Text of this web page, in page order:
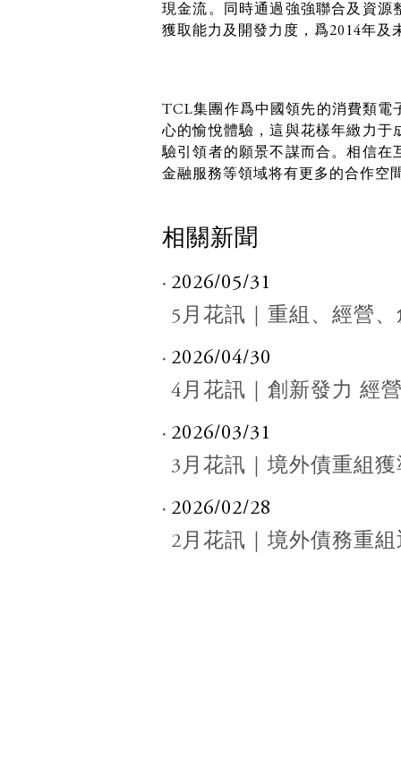
現金流。同時通過強強聯合及資源
獲取能力及開發力度，爲2014年及
TCL集團作爲中國領先的消費類電
心的愉悅體驗，這與花樣年緻力于
驗引領者的願景不謀而合。相信在
金融服務等領域将有更多的合作空
相關新聞
2026/05/31
5月花訊｜重組、經營
2026/04/30
4月花訊｜創新發力 經
2026/03/31
3月花訊｜境外債重組
2026/02/28
2月花訊｜境外債務重組